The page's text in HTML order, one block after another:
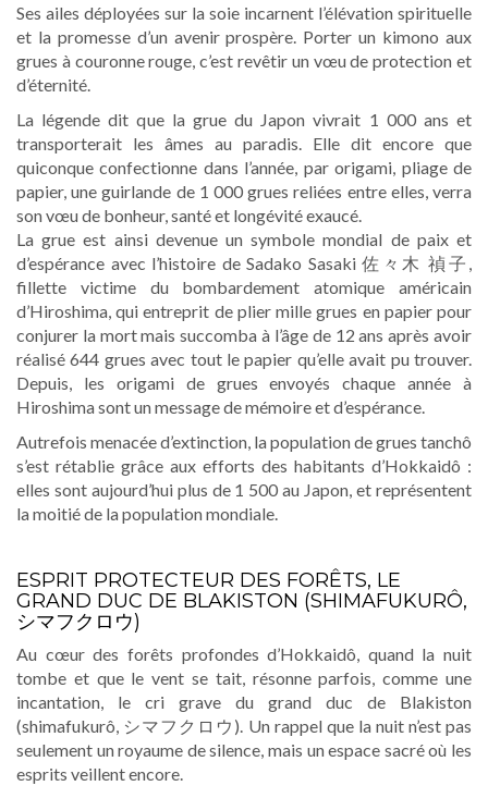
Ses ailes déployées sur la soie incarnent l’élévation spirituelle
et la promesse d’un avenir prospère. Porter un kimono aux
grues à couronne rouge, c’est revêtir un vœu de protection et
d’éternité.
La légende dit que la grue du Japon vivrait 1 000 ans et
transporterait les âmes au paradis. Elle dit encore que
quiconque confectionne dans l’année, par origami, pliage de
papier, une guirlande de 1 000 grues reliées entre elles, verra
son vœu de bonheur, santé et longévité exaucé.
La grue est ainsi devenue un symbole mondial de paix et
d’espérance avec l’histoire de Sadako Sasaki 佐々木 禎子,
fillette victime du bombardement atomique américain
d’Hiroshima, qui entreprit de plier mille grues en papier pour
conjurer la mort mais succomba à l’âge de 12 ans après avoir
réalisé 644 grues avec tout le papier qu’elle avait pu trouver.
Depuis, les origami de grues envoyés chaque année à
Hiroshima sont un message de mémoire et d’espérance.
Autrefois menacée d’extinction, la population de grues tanchô
s’est rétablie grâce aux efforts des habitants d’Hokkaidô :
elles sont aujourd’hui plus de 1 500 au Japon, et représentent
la moitié de la population mondiale.
ESPRIT PROTECTEUR DES FORÊTS, LE
GRAND DUC DE BLAKISTON (SHIMAFUKURÔ,
シマフクロウ)
Au cœur des forêts profondes d’Hokkaidô, quand la nuit
tombe et que le vent se tait, résonne parfois, comme une
incantation, le cri grave du grand duc de Blakiston
(shimafukurô, シマフクロウ). Un rappel que la nuit n’est pas
seulement un royaume de silence, mais un espace sacré où les
esprits veillent encore.